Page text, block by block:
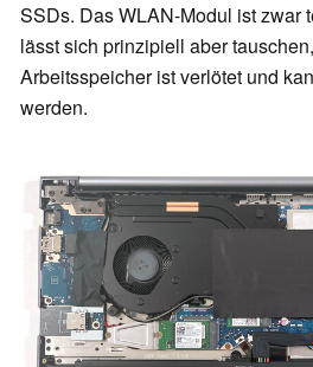
SSDs. Das WLAN-Modul ist zwar
lässt sich prinzipiell aber
Arbeitsspeicher ist verlötet und
werden.